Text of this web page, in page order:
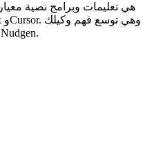
لسير عمل التسويق وأنماط تكامل Nudgen.